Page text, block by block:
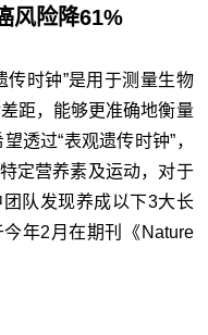
风险降61%
传时钟”是用于测量生物
距，能够更准确地衡量
透过“表观遗传时钟”，
定营养素及运动，对于
队发现养成以下3大长
年2月在期刊《Nature